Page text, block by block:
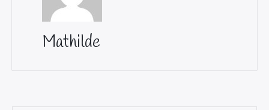
Mathilde